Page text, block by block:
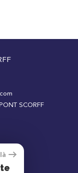
SCORFF